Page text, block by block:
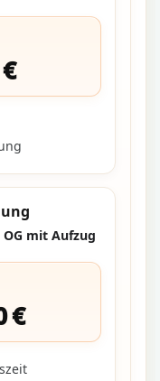
OG mit Aufzug
€